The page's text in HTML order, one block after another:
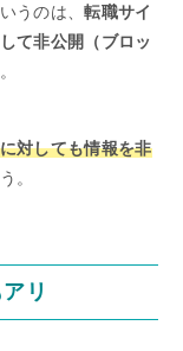
うのは、転職サイ
て非公開（ブロッ
対しても情報を非
。
リ